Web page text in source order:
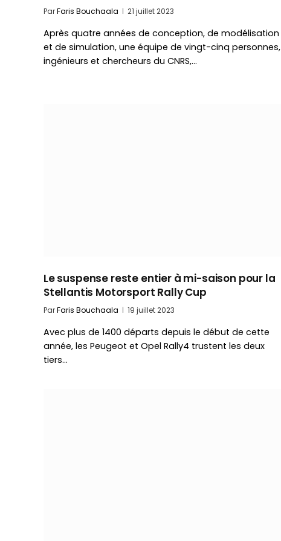
ParFaris Bouchaala 21 juillet 2023
Après quatre années de conception, de modélisation
et de simulation, une équipe de vingt-cinq personnes,
ingénieurs et chercheurs du CNRS,…
Le suspense reste entier à mi-saison pour la
Stellantis Motorsport Rally Cup
ParFaris Bouchaala 19 juillet 2023
Avec plus de 1400 départs depuis le début de cette
année, les Peugeot et Opel Rally4 trustent les deux
tiers…